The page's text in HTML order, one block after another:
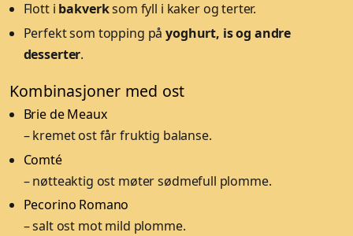
Flott i bakverksom fyll i kaker og terter.
Perfekt som topping påyoghurt, is og andre
desserter.
Kombinasjoner med ost
Brie de Meaux
– kremet ost får fruktig balanse.
Comté
– nøtteaktig ost møter sødmefull plomme.
Pecorino Romano
– salt ost mot mild plomme.